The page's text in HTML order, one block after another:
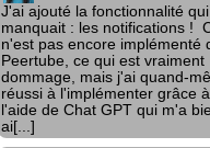
J'ai ajouté la fonctionnalité qui
manquait : les notifications !
n'est pas encore implémenté
Peertube, ce qui est vraiment
dommage, mais j'ai quand-
réussi à l'implémenter grâce à
l'aide de Chat GPT qui m'a
ai[...]